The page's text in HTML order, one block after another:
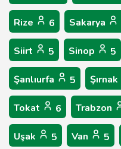
Rize 6 Sakarya
Siirt 5 Sinop 5
Şanlıurfa 5 Şırnak
Tokat 6 Trabzon
Uşak 5 Van 5